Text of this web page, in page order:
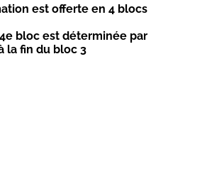
est offerte en 4 blocs
bloc est déterminée par
la fin du bloc 3